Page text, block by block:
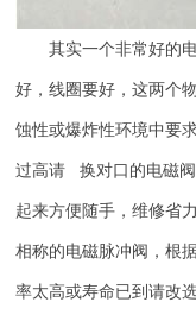
其实一个非常好的
好，线圈要好，这两个
蚀性或爆炸性环境中要
过高请 换对口的电磁阀
起来方便随手，维修省
相称的电磁脉冲阀，根
率太高或寿命已到请改